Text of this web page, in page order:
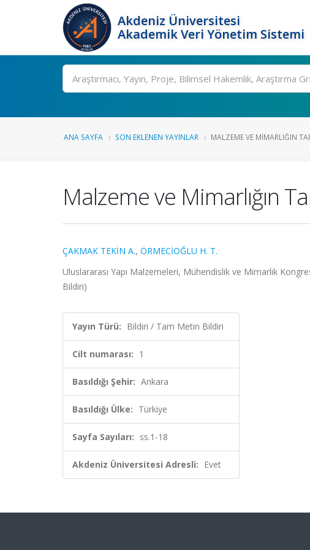
Akdeniz Üniversitesi
Akademik Veri Yönetim Sistemi
Ara
ANA SAYFA SON EKLENEN YAYINLAR MALZEME VE MIMARLIĞIN
Malzeme ve Mimarlığın
ÇAKMAK TEKİN A., ÖRMECİOĞLU H. T.
Uluslararası Yapı Malzemeleri, Mühendislik ve Mimarlık
Bildiri)
Yayın Türü: Bildiri / Tam Metin Bildiri
Cilt numarası: 1
Basıldığı Şehir: Ankara
Basıldığı Ülke: Türkiye
Sayfa Sayıları: ss.1-18
Akdeniz Üniversitesi Adresli: Evet